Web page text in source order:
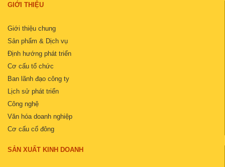
GIỚI THIỆU
Giới thiệu chung
Sản phẩm & Dịch vụ
Định hướng phát triển
Cơ cấu tổ chức
Ban lãnh đạo công ty
Lịch sử phát triển
Công nghệ
Văn hóa doanh nghiệp
Cơ cấu cổ đông
SẢN XUẤT KINH DOANH